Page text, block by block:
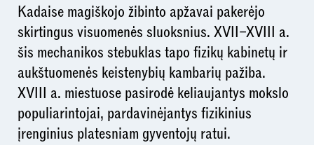
Kadaise magiškojo žibinto apžavai pakerėjo
skirtingus visuomenės sluoksnius. XVII–XVIII a.
šis mechanikos stebuklas tapo fizikų kabinetų ir
aukštuomenės keistenybių kambarių pažiba.
XVIII a. miestuose pasirodė keliaujantys mokslo
populiarintojai, pardavinėjantys fizikinius
įrenginius platesniam gyventojų ratui.